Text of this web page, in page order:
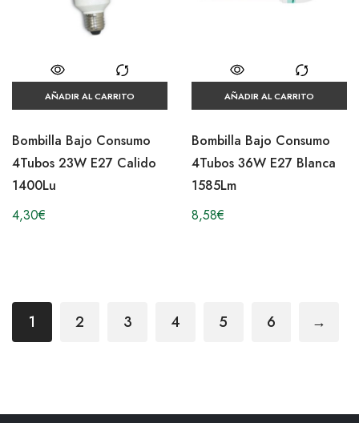
AÑADIR AL CARRITO
Bombilla Bajo Consumo
4Tubos 23W E27 Calido
1400Lu
4,30€
AÑADIR AL CARRITO
Bombilla Bajo Consumo
4Tubos 36W E27 Blanca
1585Lm
8,58€
1 2 3 4 5 6 →